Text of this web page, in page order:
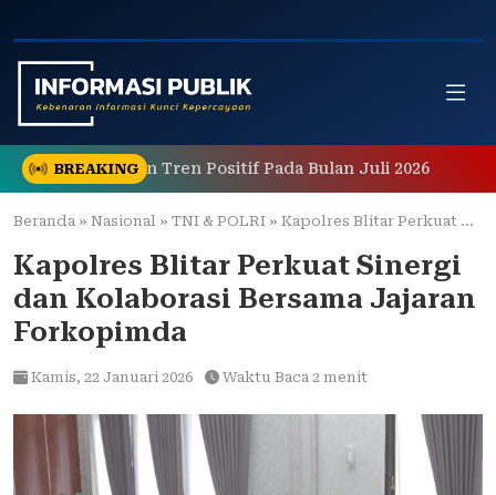
to
content
BREAKINGTren Positif Pada Bulan Juli 2026
Beranda » Nasional » TNI & POLRI » Kapolres Blitar Perkuat Sinergi dan Kolaborasi Bersama Jajaran Forkopimda
Kapolres Blitar Perkuat Sinergi
dan Kolaborasi Bersama Jajaran
Forkopimda
Kamis, 22 Januari 2026 Waktu Baca 2 menit